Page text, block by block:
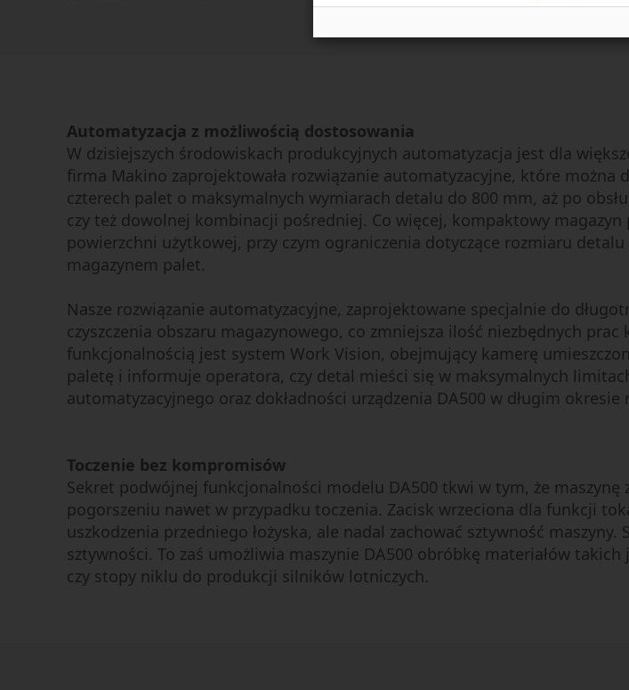
Automatyzacja z możliwością dostosowania
W dzisiejszych środowiskach produkcyjnych automatyzacja jest dla
firma Makino zaprojektowała rozwiązanie automatyzacyjne, które
czterech palet o maksymalnych wymiarach detalu do 800 mm, aż po
czy też dowolnej kombinacji pośredniej. Co więcej, kompaktowy
powierzchni użytkowej, przy czym ograniczenia dotyczące rozmiaru
magazynem palet.
Nasze rozwiązanie automatyzacyjne, zaprojektowane specjalnie do
czyszczenia obszaru magazynowego, co zmniejsza ilość niezbędnych
funkcjonalnością jest system Work Vision, obejmujący kamerę
paletę i informuje operatora, czy detal mieści się w maksymalnych
automatyzacyjnego oraz dokładności urządzenia DA500 w długim
Toczenie bez kompromisów
Sekret podwójnej funkcjonalności modelu DA500 tkwi w tym, że
pogorszeniu nawet w przypadku toczenia. Zacisk wrzeciona dla funkcji
uszkodzenia przedniego łożyska, ale nadal zachować sztywność
sztywności. To zaś umożliwia maszynie DA500 obróbkę materiałów
czy stopy niklu do produkcji silników lotniczych.